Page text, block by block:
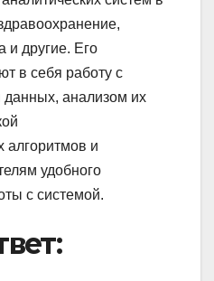
и другие. Его
в себя работу с
анализом их
алгоритмов и
удобного
с системой.